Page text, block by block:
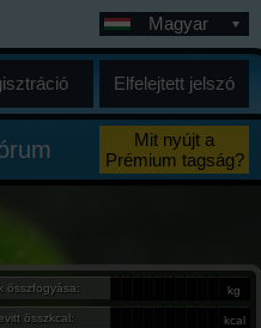
Magyar
Elfelejtett jelszó
Mit nyújt a
Prémium tagság?
összfogyása: kg
összkcal: kcal